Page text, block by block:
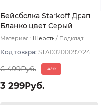
Бейсболка Starkoff Драп
Бланко цвет Серый
размер 57
Материал : Шерсть
Подклад:
Код товара: STA00200097724
6 499Руб. -49%
3 299Руб.